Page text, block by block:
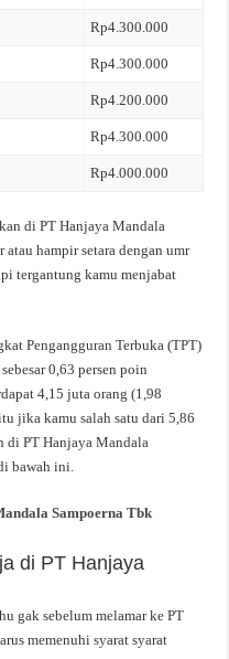
Rp4.300.000
Rp4.300.000
Rp4.200.000
Rp4.300.000
Rp4.000.000
di PT Hanjaya Mandala
atau hampir setara dengan umr
tergantung kamu menjabat
Pengangguran Terbuka (TPT)
0,63 persen poin
4,15 juta orang (1,98
jika kamu salah satu dari 5,86
di PT Hanjaya Mandala
bawah ini.
Sampoerna Tbk
di PT Hanjaya
gak sebelum melamar ke PT
memenuhi syarat syarat